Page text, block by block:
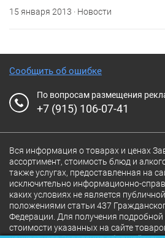
15 января 2013 · Новости
Сообщить об ошибке
По вопросам размещения
+7 (915) 106-07-41
Вся информация о товарах и ценах
ассортимент, стоимость блюд и
также услугах, предоставленная на
исключительно информационно-
каких условиях не является
положениями статьи 437
Федерации. Для получения
стоимости указанных на сайте